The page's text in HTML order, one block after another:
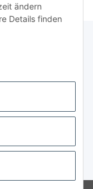
ändern
Details finden